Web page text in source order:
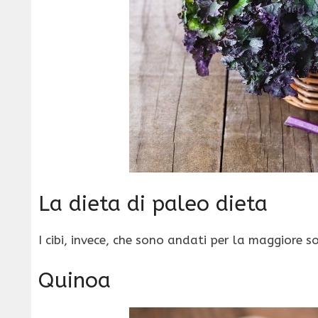
La dieta di paleo dieta
I cibi, invece, che sono andati per la maggiore
Quinoa